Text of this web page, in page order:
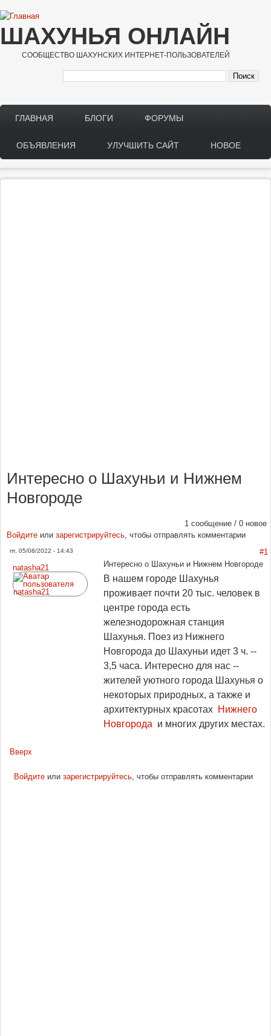
Перейти к основному содержанию
ШАХУНЬЯ ОНЛАЙН
СООБЩЕСТВО ШАХУНСКИХ ИНТЕРНЕТ-ПОЛЬЗОВАТЕЛЕЙ
Main menu
ГЛАВНАЯ БЛОГИ ФОРУМЫ
ОБЪЯВЛЕНИЯ УЛУЧШИТЬ САЙТ НОВОЕ
Интересно о Шахуньи и Нижнем
Новгороде
1 сообщение / 0 новое
Войдите или зарегистрируйтесь, чтобы отправлять комментарии
пт, 05/08/2022 - 14:43
#1
natasha21
Интересно о Шахуньи и Нижнем Новгороде
В нашем городе Шахунья
проживает почти 20 тыс. человек в
центре города есть
железнодорожная станция
Шахунья. Поез из Нижнего
Новгорода до Шахуньи идет 3 ч. --
3,5 часа. Интересно для нас --
жителей уютного города Шахунья о
некоторых природных, а также и
архитектурных красотах Нижнего
Новгорода и многих других местах.
Вверх
Войдитеили зарегистрируйтесь, чтобы отправлять комментарии